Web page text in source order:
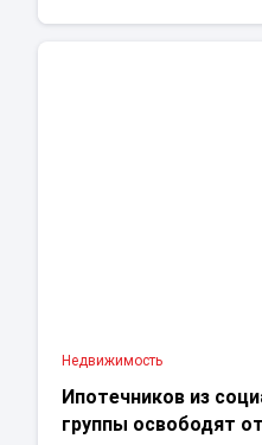
Недвижимость
Ипотечников из
группы освободят